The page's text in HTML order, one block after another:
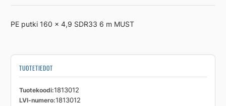
SVL
määrä
PE putki 160 x 4,9 SDR33 6 m MUST
TUOTETIEDOT
Tuotekoodi 1813012
LVI-numero 1813012